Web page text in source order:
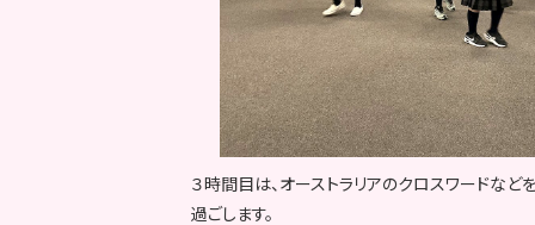
３時間目は、オーストラリアのクロスワードな
過ごします。